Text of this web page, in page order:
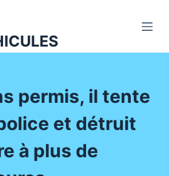
permis, il tente
et détruit
à plus de